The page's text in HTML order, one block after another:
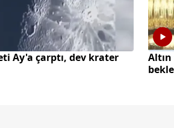
Ay'a çarptı, dev krater